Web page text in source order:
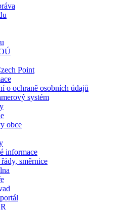
Point
o ochraně osobních údajů
systém
obce
informace
směrnice